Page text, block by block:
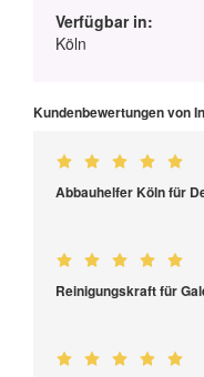
Verfügbar in:
Köln
Kundenbewertungen von
Abbauhelfer Köln für
Reinigungskraft für